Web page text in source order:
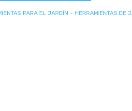
PARA EL JARDÍN HERRAMIENTAS DE